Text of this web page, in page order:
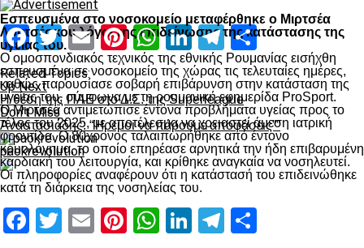
Facebook
Twitter
EmailPinterest
WhatsApp
LinkedIn
Telegram
Related Topics:
Up Next
Η θέση της ΠΑΕ στο Δ.Σ. της Superleague
Don't Miss
Αναστασιάδης: “Ήρεμοι να πάρουμε αποφάσεις””
paokrevolution
Εσπευσμένα στο νοσοκομείο μεταφέρθηκε ο Μιρτσέα
Λουτσέσκου λόγω της επιδείνωσης της κατάστασης της
υγείας του.
Ο ομοσπονδιακός τεχνικός της εθνικής Ρουμανίας εισήχθη
εσπευσμένα σε νοσοκομείο της χώρας τις τελευταίες ημέρες,
καθώς παρουσίασε σοβαρή επιβάρυνση στην κατάσταση της
υγείας του, σύμφωνα με τη ρουμανική εφημερίδα ProSport.
Ο Μιρτσέα αντιμετώπισε έντονα προβλήματα υγείας προς το
τέλος του 2025, με αποτέλεσμα να χρειαστεί άμεση ιατρική
φροντίδα. Ο 80χρονος ταλαιπωρήθηκε από έντονο
κρυολόγημα, το οποίο επηρέασε αρνητικά την ήδη επιβαρυμένη
καρδιακή του λειτουργία, και κρίθηκε αναγκαία να νοσηλευτεί.
Οι πληροφορίες αναφέρουν ότι η κατάστασή του επιδεινώθηκε
κατά τη διάρκεια της νοσηλείας του.
Facebook
Twitter
EmailPinterest
WhatsApp
LinkedIn
Telegram